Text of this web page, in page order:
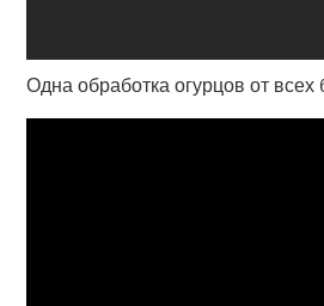
Одна обработка огурцов от всех